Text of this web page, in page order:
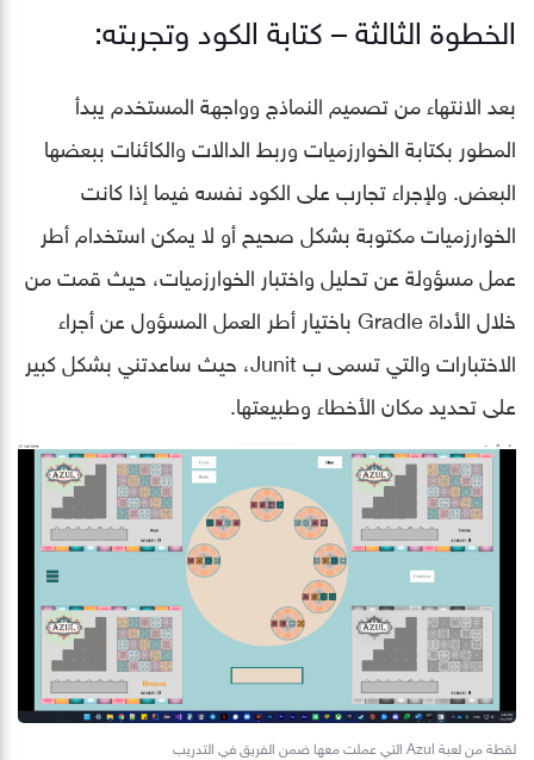
الخطوة الثالثة – كتابة الكود وتجربته:
بعد الانتهاء من تصميم النماذج وواجهة المستخدم يبدأ
المطور بكتابة الخوارزميات وربط الدالات والكائنات ببعضها
البعض. ولإجراء تجارب على الكود نفسه فيما إذا كانت
الخوارزميات مكتوبة بشكل صحيح أو لا يمكن استخدام أطر
عمل مسؤولة عن تحليل واختبار الخوارزميات، حيث قمت من
خلال الأداة Gradle باختيار أطر العمل المسؤول عن أجراء
الاختبارات والتي تسمى ب Junit، حيث ساعدتني بشكل كبير
على تحديد مكان الأخطاء وطبيعتها.
لقطة من لعبة Azul التي عملت معها ضمن الفريق في التدريب